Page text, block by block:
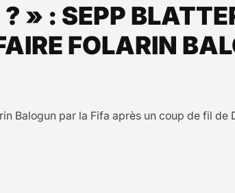
» : SEPP
FOLARIN
Balogun par la Fifa après un coup de fil de